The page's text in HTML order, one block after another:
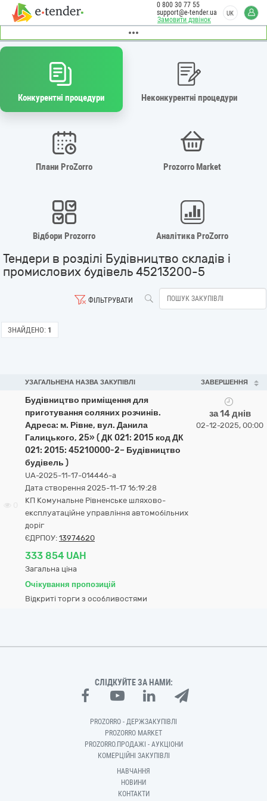
Замовити дзвінок
0 800 30 77 55
support@e-tender.ua
UK
Конкурентні процедури Неконкурентні процедури
Плани ProZorro Prozorro Market
Відбори Prozorro Аналітика ProZorro
Тендери в розділі Будівництво складів і
промислових будівель 45213200-5
ФІЛЬТРУВАТИ
ЗНАЙДЕНО: 1
УЗАГАЛЬНЕНА НАЗВА ЗАКУПІВЛІ ЗАВЕРШЕННЯ
Будівництво приміщення для
приготування соляних розчинів.
Адреса: м. Рівне, вул. Данила
Галицького, 25» ( ДК 021: 2015 код ДК
021: 2015: 45210000-2– Будівництво
будівель )
UA-2025-11-17-014446-a
Дата створення 2025-11-17 16:19:28
КП Комунальне Рівненське шляхово-
експлуатаційне управління автомобільних
доріг
ЄДРПОУ: 13974620
333 854 UAH
Загальна ціна
Очікування пропозицій
Відкриті торги з особливостями
за 14 днів
02-12-2025, 00:00
СЛІДКУЙТЕ ЗА НАМИ:
PROZORRO - ДЕРЖЗАКУПІВЛІ
PROZORRO MARKET
PROZORRO.ПРОДАЖІ - АУКЦІОНИ
КОМЕРЦІЙНІ ЗАКУПІВЛІ
НАВЧАННЯ
НОВИНИ
КОНТАКТИ